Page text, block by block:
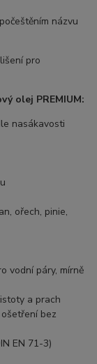
názvu
pro
olej PREMIUM:
nasákavosti
ořech, pinie,
vodní páry, mírně
a prach
bez
EN 71-3)